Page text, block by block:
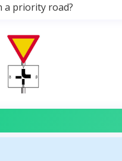
a priority road?